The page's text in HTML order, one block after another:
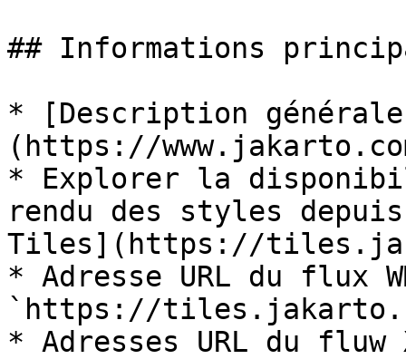
## Informations
* [Description
(https://
* Explorer la
rendu des styles
Tiles](https://
* Adresse URL du flux
`https://
* Adresses URL du